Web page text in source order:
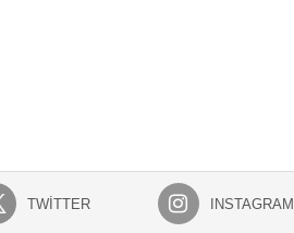
TWITTER INSTAGRAM